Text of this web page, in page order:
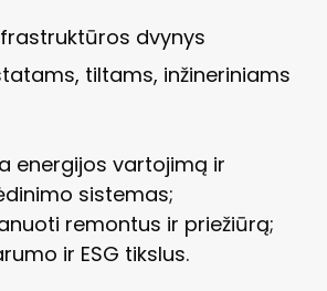
dvynys
tiltams, inžineriniams
energijos vartojimą ir
sistemas;
remontus ir priežiūrą;
ir ESG tikslus.